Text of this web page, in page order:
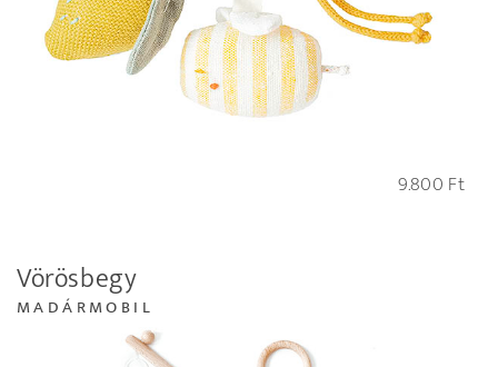
9.800 Ft
Vörösbegy
MADÁRMOBIL